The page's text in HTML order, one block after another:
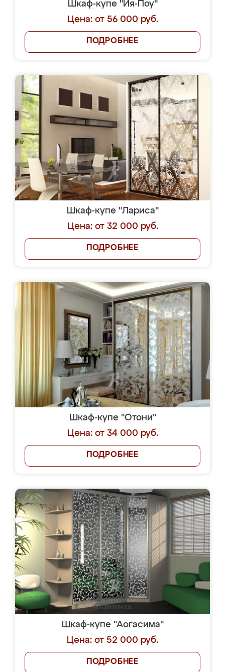
Шкаф-купе "Йя-Поу"
Цена: от 56 000 руб.
ПОДРОБНЕЕ
Шкаф-купе "Лариса"
Цена: от 32 000 руб.
ПОДРОБНЕЕ
Шкаф-купе "Отони"
Цена: от 34 000 руб.
ПОДРОБНЕЕ
Шкаф-купе "Аогасима"
Цена: от 52 000 руб.
ПОДРОБНЕЕ